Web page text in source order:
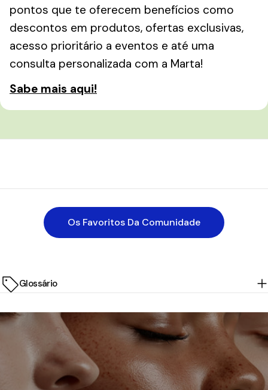
pontos que te oferecem benefícios como
descontos em produtos, ofertas exclusivas,
acesso prioritário a eventos e até uma
consulta personalizada com a Marta!
Sabe mais aqui!
Os Favoritos Da Comunidade
Glossário